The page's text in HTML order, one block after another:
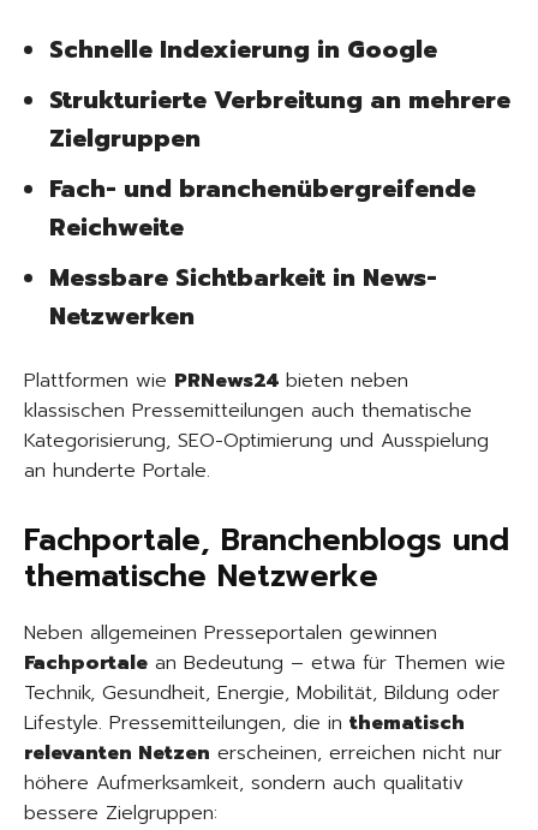
Schnelle Indexierung in Google
Strukturierte Verbreitung an mehrere
Zielgruppen
Fach- und branchenübergreifende
Reichweite
Messbare Sichtbarkeit in News-
Netzwerken
Plattformen wie PRNews24 bieten neben
klassischen Pressemitteilungen auch thematische
Kategorisierung, SEO-Optimierung und Ausspielung
an hunderte Portale.
Fachportale, Branchenblogs und
thematische Netzwerke
Neben allgemeinen Presseportalen gewinnen
Fachportale an Bedeutung – etwa für Themen wie
Technik, Gesundheit, Energie, Mobilität, Bildung oder
Lifestyle. Pressemitteilungen, die in thematisch
relevanten Netzen erscheinen, erreichen nicht nur
höhere Aufmerksamkeit, sondern auch qualitativ
bessere Zielgruppen: